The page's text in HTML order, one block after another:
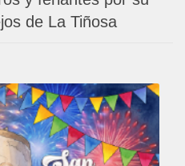
de La Tiñosa